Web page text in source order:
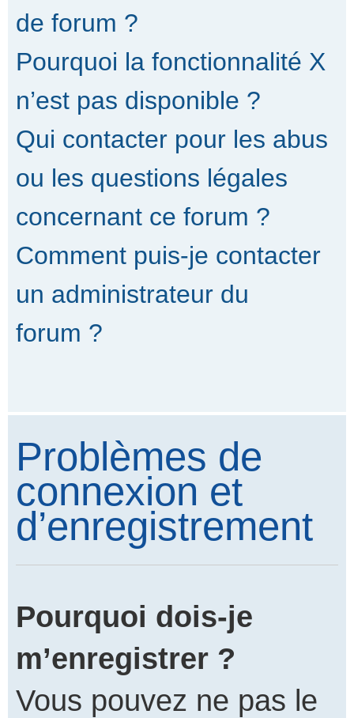
de forum ?
Pourquoi la fonctionnalité X
n’est pas disponible ?
Qui contacter pour les abus
ou les questions légales
concernant ce forum ?
Comment puis-je contacter
un administrateur du
forum ?
Problèmes de
connexion et
d’enregistrement
Pourquoi dois-je
m’enregistrer ?
Vous pouvez ne pas le